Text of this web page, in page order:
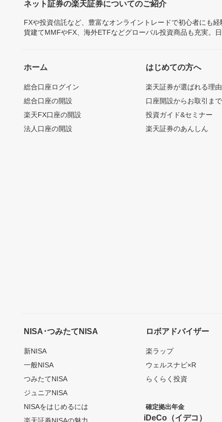
ネット証券の楽天証券についてのご紹介
FXや投資信託など、豊富なオンライントレードで初心者にも
貨建てMMFやFX、海外ETFなどグローバル投資商品も充実。
ホーム
総合口座ログイン
総合口座の開設
楽天FX口座の開設
法人口座の開設
はじめての方へ
楽天証券が選ばれる理由
口座開設からお取引ま
投資ガイド&セミナー
楽天証券のあんしん
NISA･つみたてNISA
新NISA
一般NISA
つみたてNISA
ジュニアNISA
NISAをはじめるには
ロボアドバイザー
楽ラップ
ウェルスナビ×R
らくらく投資
確定拠出年金
iDeCo（イデコ）